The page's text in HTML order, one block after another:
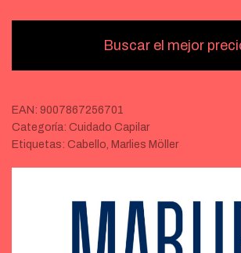
Buscar el mejor
EAN: 9007867256701
Categoría: Cuidado Capilar
Etiquetas: Cabello, Marlies Möller